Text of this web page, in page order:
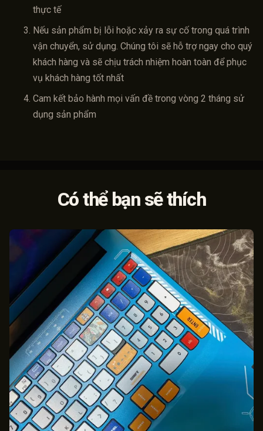
thực tế
Nếu sản phẩm bị lỗi hoặc xảy ra sự cố trong quá trình
vận chuyển, sử dụng. Chúng tôi sẽ hỗ trợ ngay cho quý
khách hàng và sẽ chịu trách nhiệm hoàn toàn để phục
vụ khách hàng tốt nhất
Cam kết bảo hành mọi vấn đề trong vòng 2 tháng sử
dụng sản phẩm
Có thể bạn sẽ thích